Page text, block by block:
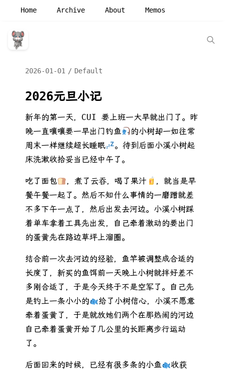
Home Archive About Memos
2026-01-01 Default
2026元旦小记
新年的第一天，CUI 要上班一大早就出门了。昨
晚一直嚷嚷要一早出门钓鱼
的小树却一如往常
周末一样继续超长睡眠
。待到后面小溪小树起
床洗漱收拾妥当已经中午了。
吃了面包 ，煮了云吞，喝了果汁
，就当是早
餐午餐一起了。然后不知什么事情的一磨蹭就差
不多下午一点了，然后出发去河边。小溪小树踩
着单车拿着工具先出发，自己牵着激动的要出门
的蛋黄先在路边草坪上溜圈。
结合前一次去河边的经验，鱼竿被调整成合适的
长度了，新买的鱼饵前一天晚上小树就拌好差不
多刚合适了，于是今天终于不是空军了。自己先
是钓上一条小小的
给了小树信心，小溪不愿意
牵着蛋黄了，于是就放她们两个在那热闹的河边
自己牵着蛋黄开始了几公里的长距离步行运动
了。
后面回来的时候，已经有很多条的小鱼
收获